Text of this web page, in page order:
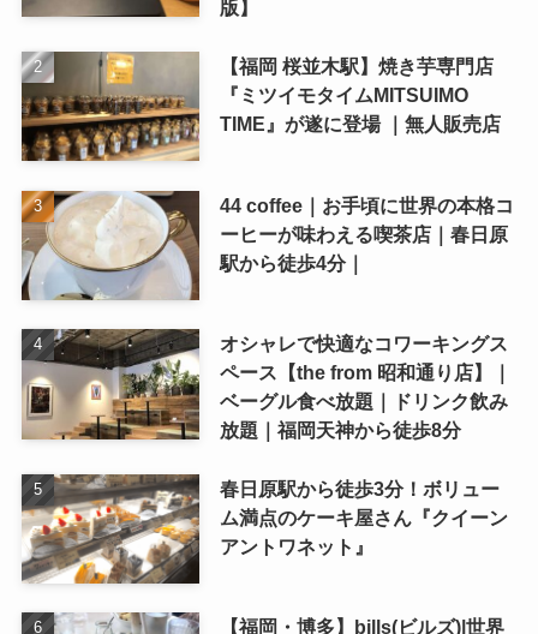
版】
【福岡 桜並木駅】焼き芋専門店
『ミツイモタイムMITSUIMO
TIME』が遂に登場 ｜無人販売店
44 coffee｜お手頃に世界の本格コ
ーヒーが味わえる喫茶店｜春日原
駅から徒歩4分｜
オシャレで快適なコワーキングス
ペース【the from 昭和通り店】｜
ベーグル食べ放題｜ドリンク飲み
放題｜福岡天神から徒歩8分
春日原駅から徒歩3分！ボリュー
ム満点のケーキ屋さん『クイーン
アントワネット』
【福岡・博多】bills(ビルズ)|世界